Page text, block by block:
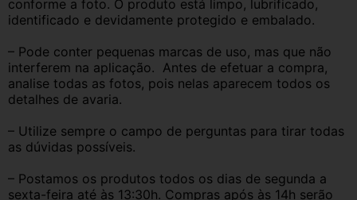
conforme a foto. O produto está limpo, lubrificado,
identificado e devidamente protegido e embalado.
– Pode conter pequenas marcas de uso, mas que não
interferem na aplicação.  Antes de efetuar a compra,
analise todas as fotos, pois nelas aparecem todos os
detalhes de avaria.
– Utilize sempre o campo de perguntas para tirar todas
as dúvidas possíveis.
– Postamos os produtos todos os dias de segunda a
sexta-feira até às 13:30h. Compras após às 14h serão